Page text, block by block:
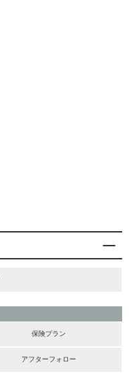
保険プラン
アフターフォロー